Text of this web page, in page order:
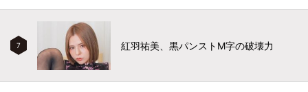
7 紅羽祐美、黒パンストM字の破壊力